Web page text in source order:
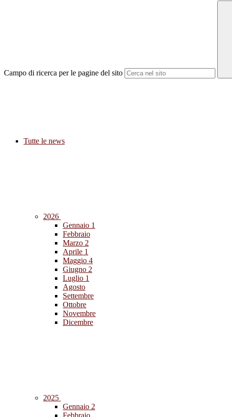
Campo di ricerca per le pagine del sito
Tutte le news
2026
Gennaio 1
Febbraio
Marzo 2
Aprile 1
Maggio 4
Giugno 2
Luglio 1
Agosto
Settembre
Ottobre
Novembre
Dicembre
2025
Gennaio 2